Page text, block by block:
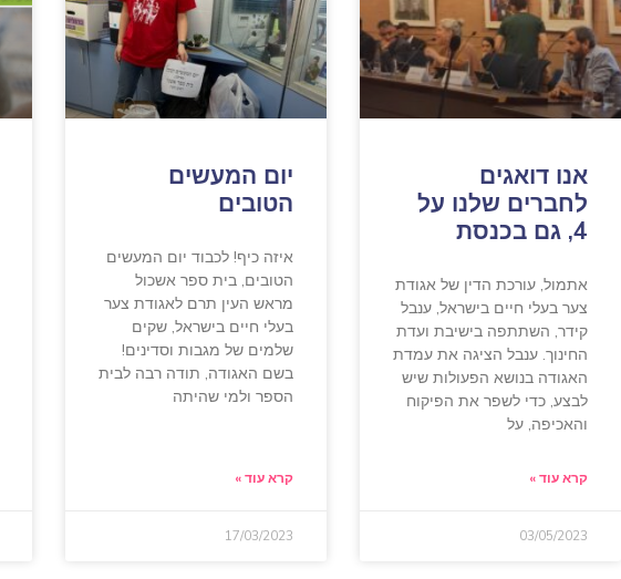
אנו דואגים
לחברים שלנו על
4, גם בכנסת
אתמול, עורכת הדין של אגודת
צער בעלי חיים בישראל, ענבל
קידר, השתתפה בישיבת ועדת
החינוך. ענבל הציגה את עמדת
האגודה בנושא הפעולות שיש
לבצע, כדי לשפר את הפיקוח
והאכיפה, על
קרא עוד »
03/05/2023
יום המעשים
הטובים
איזה כיף! לכבוד יום המעשים
הטובים, בית ספר אשכול
מראש העין תרם לאגודת צער
בעלי חיים בישראל, שקים
שלמים של מגבות וסדינים!
בשם האגודה, תודה רבה לבית
הספר ולמי שהיתה
קרא עוד »
17/03/2023